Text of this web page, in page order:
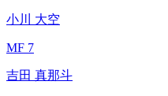
小川 大空
MF 7
吉田 真那斗